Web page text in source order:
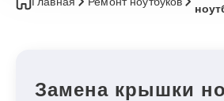
Замена крышки